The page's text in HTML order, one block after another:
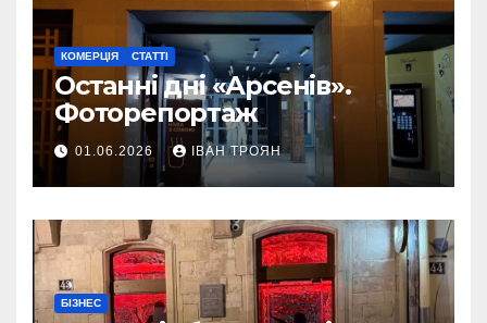
КОМЕРЦІЯ СТАТТІ
Останні дні «Арсенів».
Фоторепортаж
01.06.2026 ІВАН ТРОЯН
БІЗНЕС